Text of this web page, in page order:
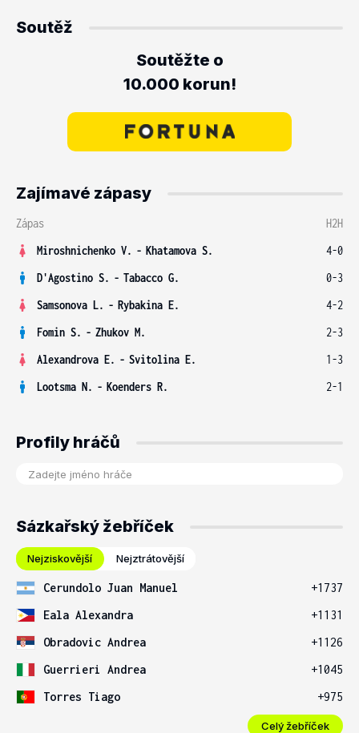
Soutěž
Soutěžte o
10.000 korun!
Zajímavé zápasy
Zápas
H2H
Miroshnichenko V. - Khatamova S.
4-0
D'Agostino S. - Tabacco G.
0-3
Samsonova L. - Rybakina E.
4-2
Fomin S. - Zhukov M.
2-3
Alexandrova E. - Svitolina E.
1-3
Lootsma N. - Koenders R. 2-1
Profily hráčů
Sázkařský žebříček
Nejziskovější Nejztrátovější
Cerundolo Juan Manuel
+1737
Eala Alexandra
+1131
Obradovic Andrea
+1126
Guerrieri Andrea
+1045
Torres Tiago
+975
Celý žebříček